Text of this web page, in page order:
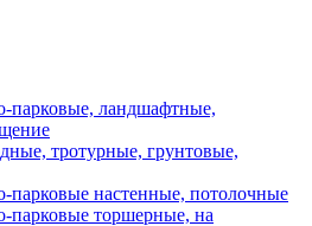
парковые, ландшафтные,
тротурные, грунтовые,
парковые настенные, потолочные
парковые торшерные, на